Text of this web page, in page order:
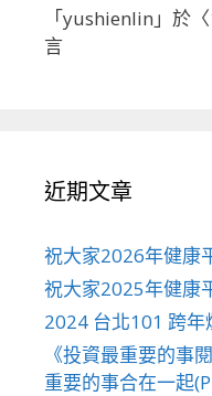
「yushienlin 」於〈
言
近期文章
祝大家2026年健康
祝大家2025年健康
2024 台北101 跨年
《投資最重要的事
重要的事合在一起